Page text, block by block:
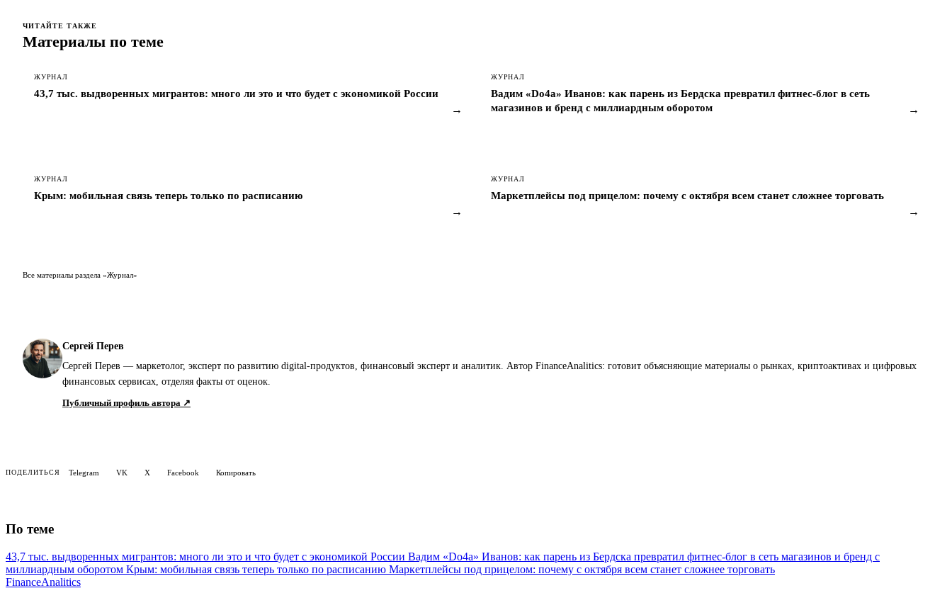
ЧИТАЙТЕ ТАКЖЕ
Материалы по теме
ЖУРНАЛ
43,7 тыс. выдворенных мигрантов: много ли это и что будет с экономикой России
→
ЖУРНАЛ
Вадим «Do4a» Иванов: как парень из Бердска превратил фитнес-блог в сеть
магазинов и бренд с миллиардным оборотом
→
ЖУРНАЛ
Крым: мобильная связь теперь только по расписанию
→
ЖУРНАЛ
Маркетплейсы под прицелом: почему с октября всем станет сложнее торговать
→
Все материалы раздела «Журнал»
Сергей Перев
Сергей Перев — маркетолог, эксперт по развитию digital-продуктов, финансовый эксперт и аналитик. Автор FinanceAnalitics: готовит объясняющие материалы о рынках, криптоактивах и цифровых
финансовых сервисах, отделяя факты от оценок.
Публичный профиль автора ↗
ПОДЕЛИТЬСЯ Telegram VK X Facebook Копировать
По теме
43,7 тыс. выдворенных мигрантов: много ли это и что будет с экономикой России Вадим «Do4a» Иванов: как парень из Бердска превратил фитнес-блог в сеть магазинов и бренд с
миллиардным оборотом Крым: мобильная связь теперь только по расписанию Маркетплейсы под прицелом: почему с октября всем станет сложнее торговать
FinanceAnalitics